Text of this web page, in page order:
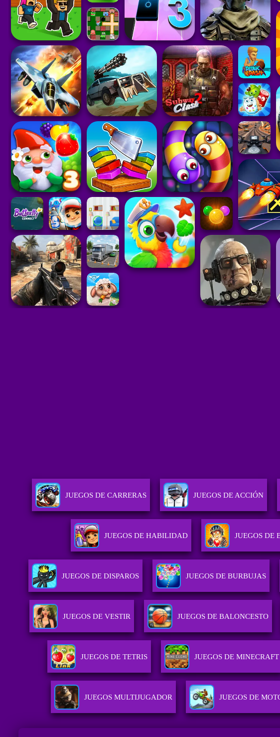
JUEGOS DE CARRERAS JUEGOS DE ACCIÓN
JUEGOS DE HABILIDAD JUEGOS DE
JUEGOS DE DISPAROS JUEGOS DE BURBUJAS
JUEGOS DE VESTIR JUEGOS DE BALONCESTO
JUEGOS DE TETRIS JUEGOS DE MINECRAFT
JUEGOS MULTIJUGADOR JUEGOS DE